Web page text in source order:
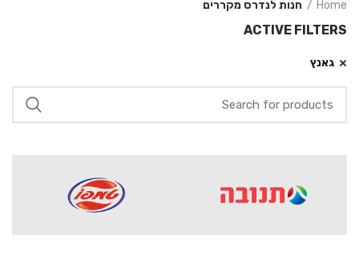
Home חנות לנדרס מקררים
ACTIVE FILTERS
גאנץ
for: